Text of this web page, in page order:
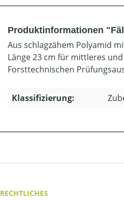
Produktinformationen
Aus schlagzähem Polyamid
Länge 23 cm für mittleres
Forsttechnischen
Klassifizierung:
RECHTLICHES